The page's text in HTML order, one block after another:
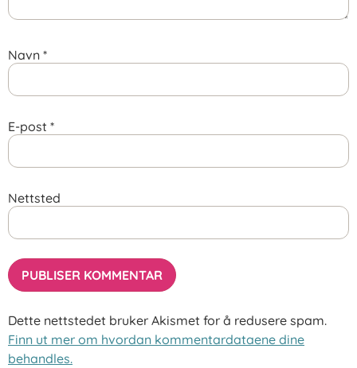
Navn *
E-post *
Nettsted
Dette nettstedet bruker Akismet for å redusere spam.
Finn ut mer om hvordan kommentardataene dine
behandles.